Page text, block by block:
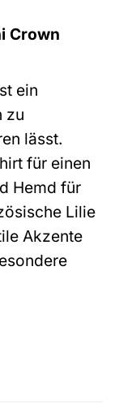
Crown
ein
zu
lässt.
für einen
Hemd für
Lilie
Akzente